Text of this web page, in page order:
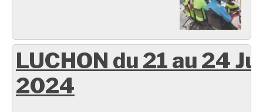
LUCHON du 21 au 24
2024